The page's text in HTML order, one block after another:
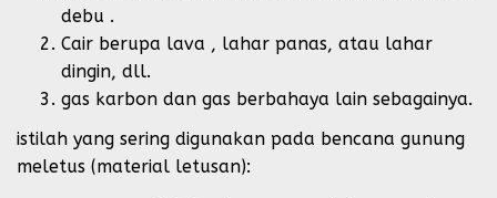
debu .
Cair berupa lava , lahar panas, atau lahar
dingin, dll.
gas karbon dan gas berbahaya lain sebagainya.
istilah yang sering digunakan pada bencana gunung
meletus (material letusan):